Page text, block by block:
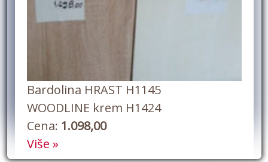
Bardolina HRAST H1145
WOODLINE krem H1424
Cena: 1.098,00
Više »